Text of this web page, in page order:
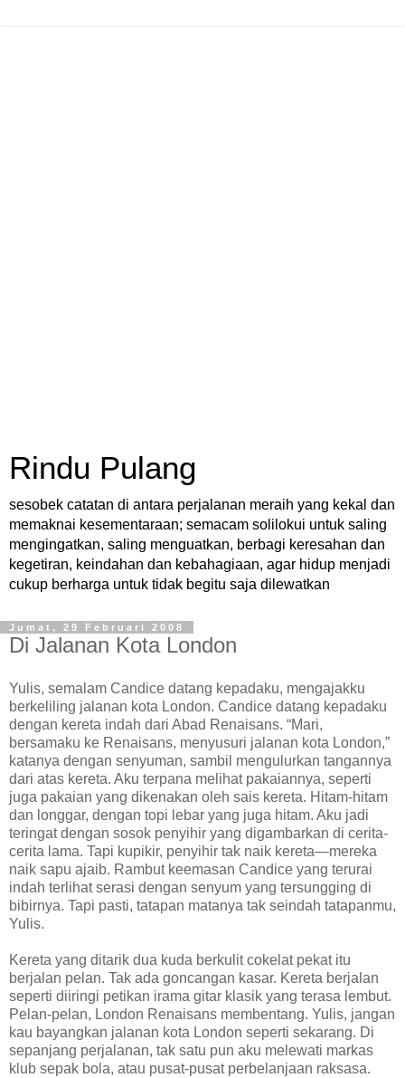
Rindu Pulang
sesobek catatan di antara perjalanan meraih yang kekal dan
memaknai kesementaraan; semacam solilokui untuk saling
mengingatkan, saling menguatkan, berbagi keresahan dan
kegetiran, keindahan dan kebahagiaan, agar hidup menjadi
cukup berharga untuk tidak begitu saja dilewatkan
Jumat, 29 Februari 2008
Di Jalanan Kota London
Yulis, semalam Candice datang kepadaku, mengajakku
berkeliling jalanan kota London. Candice datang kepadaku
dengan kereta indah dari Abad Renaisans. “Mari,
bersamaku ke Renaisans, menyusuri jalanan kota London,”
katanya dengan senyuman, sambil mengulurkan tangannya
dari atas kereta. Aku terpana melihat pakaiannya, seperti
juga pakaian yang dikenakan oleh sais kereta. Hitam-hitam
dan longgar, dengan topi lebar yang juga hitam. Aku jadi
teringat dengan sosok penyihir yang digambarkan di cerita-
cerita lama. Tapi kupikir, penyihir tak naik kereta—mereka
naik sapu ajaib. Rambut keemasan Candice yang terurai
indah terlihat serasi dengan senyum yang tersungging di
bibirnya. Tapi pasti, tatapan matanya tak seindah tatapanmu,
Yulis.
Kereta yang ditarik dua kuda berkulit cokelat pekat itu
berjalan pelan. Tak ada goncangan kasar. Kereta berjalan
seperti diiringi petikan irama gitar klasik yang terasa lembut.
Pelan-pelan, London Renaisans membentang. Yulis, jangan
kau bayangkan jalanan kota London seperti sekarang. Di
sepanjang perjalanan, tak satu pun aku melewati markas
klub sepak bola, atau pusat-pusat perbelanjaan raksasa.